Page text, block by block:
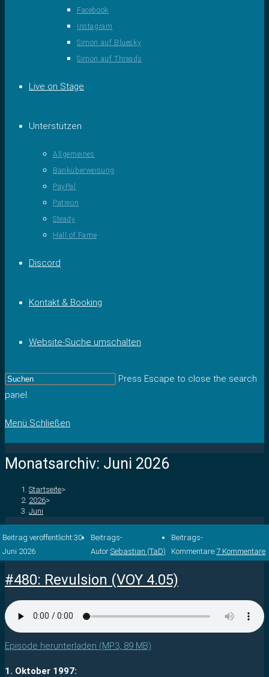
Facebook
Instagram
Simon auf Bluesky
Simon auf Threads
Live on Stage
Unterstützen
Allgemeines
Banküberweisung
PayPal
Patreon
Steady
Hall of Fame
Discord
Kontakt & Booking
Website-Suche umschalten
Press Escape to close the search
panel.
Menü Schließen
Monatsarchiv: Juni 2026
Startseite>
2026>
Juni
Beitrag veröffentlicht:30.
Juni 2026
Beitrags-
Autor:Sebastian (TaD)
Beitrags-
Kommentare:7 Kommentare
#480: Revulsion (VOY 4.05)
Episode herunterladen (MP3, 89 MB)
1. Oktober 1997: